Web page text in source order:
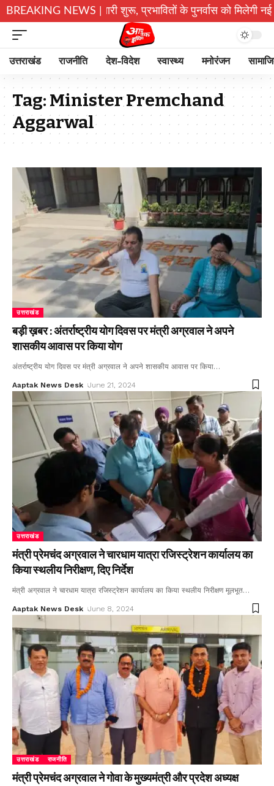
BREAKING NEWS |
पुनर्निर्माण की तैयारी शुरू, प्रभावितों के पुनर्वास को मिलेगी नई
उत्तराखंड राजनीति देश-विदेश स्वास्थ्य मनोरंजन
Tag:Minister Premchand
Aggarwal
उत्तराखंड
बड़ी ख़बर : अंतर्राष्ट्रीय योग दिवस पर मंत्री अग्रवाल ने अपने
शासकीय आवास पर किया योग
अंतर्राष्ट्रीय योग दिवस पर मंत्री अग्रवाल ने अपने शासकीय आवास पर किया…
Aaptak News Desk June 21, 2024
उत्तराखंड
मंत्री प्रेमचंद अग्रवाल ने चारधाम यात्रा रजिस्ट्रेशन कार्यालय का
किया स्थलीय निरीक्षण, दिए निर्देश
मंत्री अग्रवाल ने चारधाम यात्रा रजिस्ट्रेशन कार्यालय का किया स्थलीय निरीक्षण मूलभूत…
Aaptak News Desk June 8, 2024
उत्तराखंड राजनीति
मंत्री प्रेमचंद अग्रवाल ने गोवा के मुख्यमंत्री और प्रदेश अध्यक्ष